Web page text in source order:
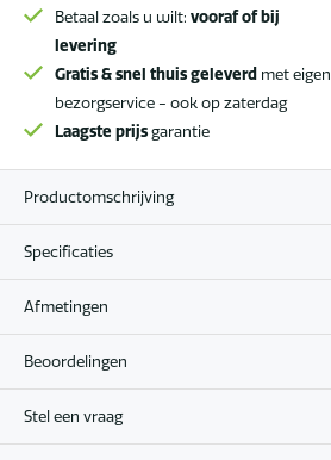
Betaal zoals u wilt: vooraf of bij
levering
Gratis & snel thuis geleverd met eigen
bezorgservice - ook op zaterdag
Laagste prijsgarantie
Productomschrijving
Specificaties
Afmetingen
Beoordelingen
Stel een vraag